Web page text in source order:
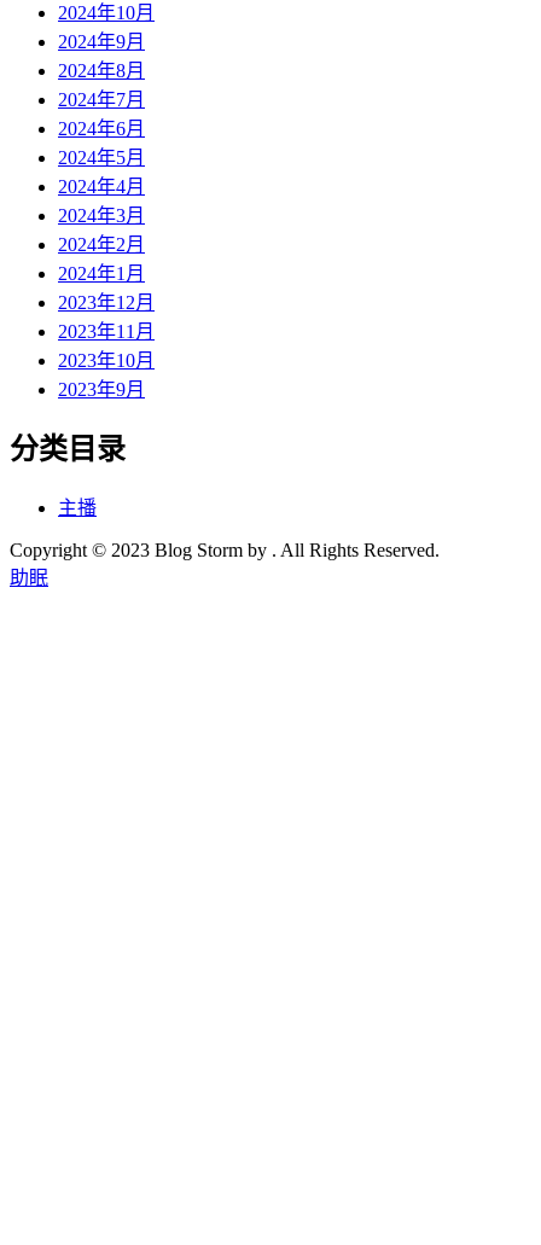
2024年10月
2024年9月
2024年8月
2024年7月
2024年6月
2024年5月
2024年4月
2024年3月
2024年2月
2024年1月
2023年12月
2023年11月
2023年10月
2023年9月
分类目录
主播
Copyright © 2023 Blog Storm by . All Rights Reserved.
助眠